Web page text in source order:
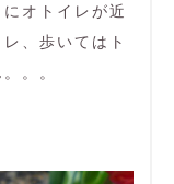
オトイレが近
、歩いてはト
。。